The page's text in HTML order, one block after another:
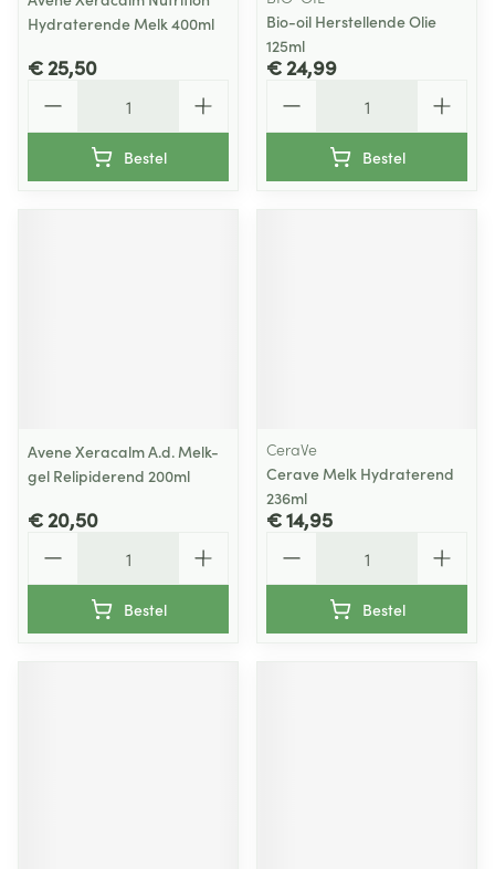
Hydraterende Melk 400ml
€ 25,50
Bestel
Bio-oil Herstellende Olie
125ml
€ 24,99
Bestel
Avene Xeracalm A.d. Melk-
gel Relipiderend 200ml
€ 20,50
Bestel
CeraVe
Cerave Melk Hydraterend
236ml
€ 14,95
Bestel